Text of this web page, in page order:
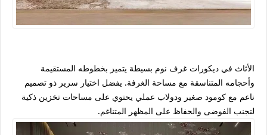
الأثاث في ديكورات غرف نوم بسيطة يتميز بخطوطه المستقيمة
وأحجامه المتناسقة مع مساحة الغرفة. يفضل اختيار سرير ذو تصميم
ناعم مع كومود صغير ودولاب عملي يحتوي على مساحات تخزين ذكية
لتجنب الفوضى والحفاظ على المظهر المتناغم.